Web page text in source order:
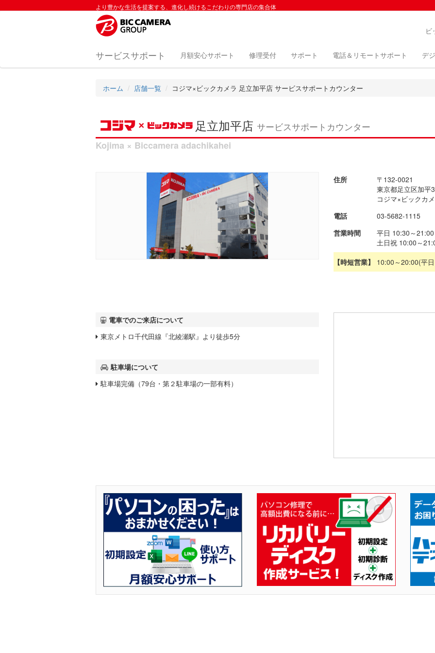
より豊かな生活を提案する、進化し続けるこだわりの専門店の集合体
ビ
サービスサポート 月額安心サポート 修理受付 サポート 電話＆リモートサポート デ
ホーム 店舗一覧 コジマ×ビックカメラ 足立加平店 サービスサポートカウンター
足立加平店 サービスサポートカウンター
Kojima × Biccamera adachikahei
住所
〒132-0021
東京都足立区加平
コジマ×ビックカ
電話
03-5682-1115
営業時間
平日 10:30～21:00
土日祝 10:00～
【時短営業】
10:00～20:00(平
電車でのご来店について
東京メトロ千代田線『北綾瀬駅』より徒歩5分
駐車場について
駐車場完備（79台・第２駐車場の一部有料）